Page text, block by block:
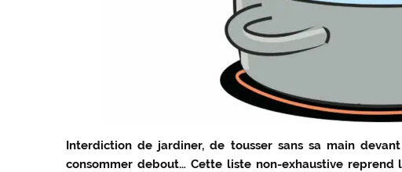
Interdiction de jardiner, de tousser sans sa main
consommer debout… Cette liste non-exhaustive reprend